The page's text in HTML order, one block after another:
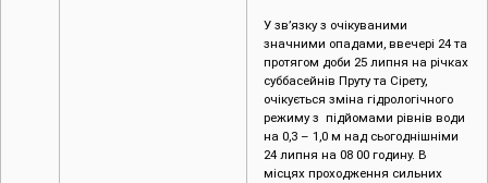
У зв’язку з очікуваними
значними опадами, ввечері 24 та
протягом доби 25 липня на річках
суббасейнів Пруту та Сірету,
очікується зміна гідрологічного
режиму з підйомами рівнів води
на 0,3 – 1,0 м над сьогоднішніми
24 липня на 08 00 годину. В
місцях проходження сильних